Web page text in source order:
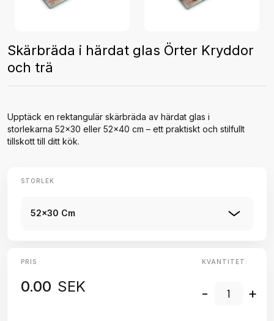
Skärbräda i härdat glas Örter Kryddor
och trä
Upptäck en rektangulär skärbräda av härdat glas i
storlekarna 52x30 eller 52x40 cm – ett praktiskt och stilfullt
tillskott till ditt kök.
STORLEK
52x30 Cm
PRIS
0.00 SEK
KVANTITET:
- +